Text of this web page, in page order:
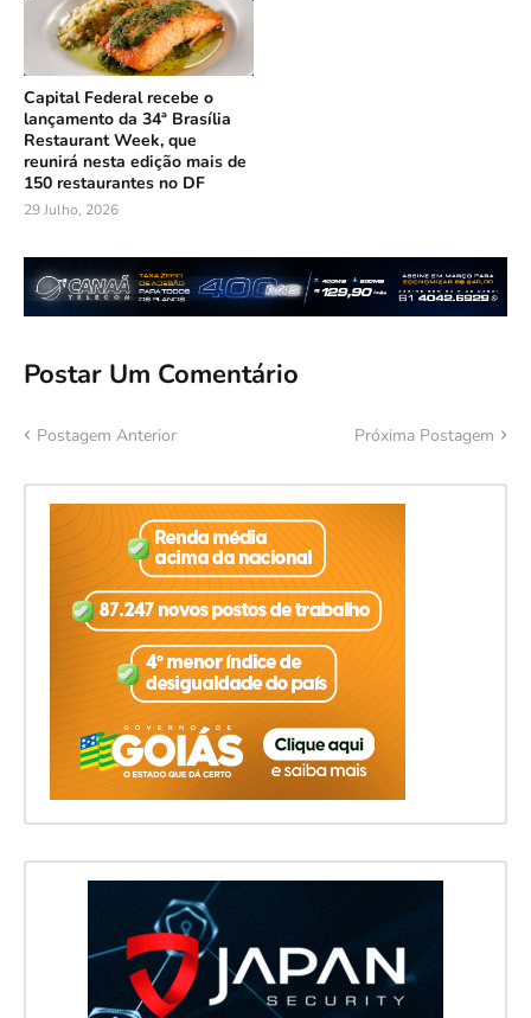
Capital Federal recebe o
lançamento da 34ª Brasília
Restaurant Week, que
reunirá nesta edição mais de
150 restaurantes no DF
29 Julho, 2026
Postar Um Comentário
Postagem Anterior Próxima Postagem